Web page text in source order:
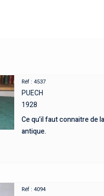
Réf : 4537
PUECH
1928
Ce qu’il faut connaitre de
antique.
Réf : 4094